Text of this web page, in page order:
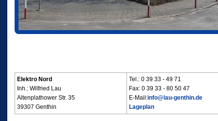
Elektro Nord
Inh.: Wilfried Lau
Altenplathower Str. 35
39307 Genthin
Tel.: 0 39 33 - 49 71
Fax: 0 39 33 - 80 50 47
E-Mail:info@lau-genthin.de
Lageplan